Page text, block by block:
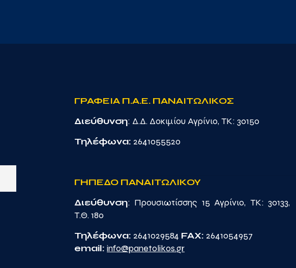
ΓΡΑΦΕΙΑ Π.Α.Ε. ΠΑΝΑΙΤΩΛΙΚΟΣ
Διεύθυνση: Δ.Δ. Δοκιμίου Αγρίνιο, TK: 30150
Τηλέφωνα: 2641055520
ΓΗΠΕΔΟ ΠΑΝΑΙΤΩΛΙΚΟΥ
Διεύθυνση: Προυσιωτίσσης 15 Αγρίνιο, TK: 30133,
Τ.Θ. 180
Τηλέφωνα: 2641029584 FAX: 2641054957
email: info@panetolikos.gr